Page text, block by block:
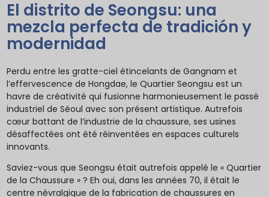
El distrito de Seongsu: una
mezcla perfecta de tradición y
modernidad
Perdu entre les gratte-ciel étincelants de Gangnam et
l’effervescence de Hongdae, le Quartier Seongsu est un
havre de créativité qui fusionne harmonieusement le passé
industriel de Séoul avec son présent artistique. Autrefois
cœur battant de l’industrie de la chaussure, ses usines
désaffectées ont été réinventées en espaces culturels
innovants.
Saviez-vous que Seongsu était autrefois appelé le « Quartier
de la Chaussure » ? Eh oui, dans les années 70, il était le
centre névralgique de la fabrication de chaussures en